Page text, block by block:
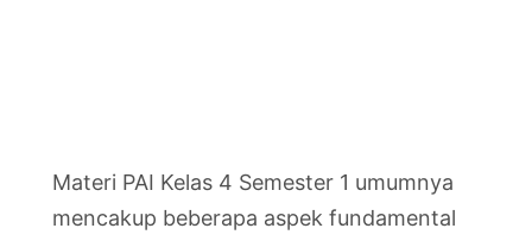
Materi PAI Kelas 4 Semester 1 umumnya
mencakup beberapa aspek fundamental